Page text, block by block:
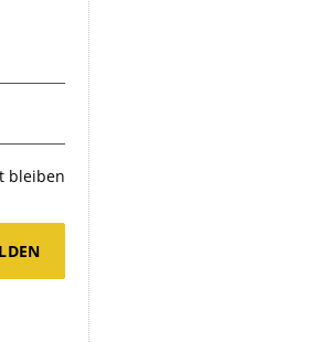
bleiben